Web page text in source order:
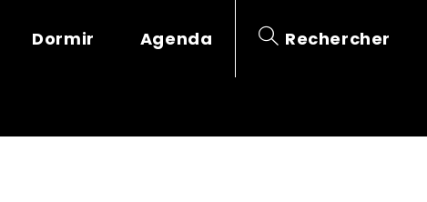
Dormir Agenda Rechercher